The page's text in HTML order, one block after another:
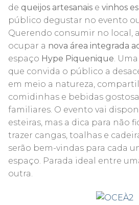
de queijos artesanais e vinhos
público degustar no evento ou
Querendo consumir no local,
ocupar a nova área integrada
espaço Hype Piquenique .
que convida o público a
em meio a natureza,
comidinhas e bebidas
familiares. O evento vai
esteiras, mas a dica para não
trazer cangas, toalhas e
serão bem-vindas para cada
espaço. Parada ideal entre
outra.